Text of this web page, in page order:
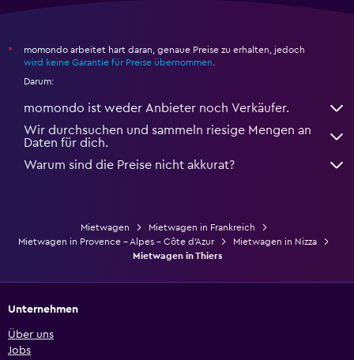
*
momondo arbeitet hart daran, genaue Preise zu erhalten, jedoch
wird keine Garantie für Preise übernommen.
Darum:
momondo ist weder Anbieter noch Verkäufer.
Wir durchsuchen und sammeln riesige Mengen an
Daten für dich.
Warum sind die Preise nicht akkurat?
Mietwagen
Mietwagen in Frankreich
Mietwagen in Provence - Alpes - Côte d'Azur
Mietwagen in Nizza
Mietwagen in Thiers
Unternehmen
Über uns
Jobs